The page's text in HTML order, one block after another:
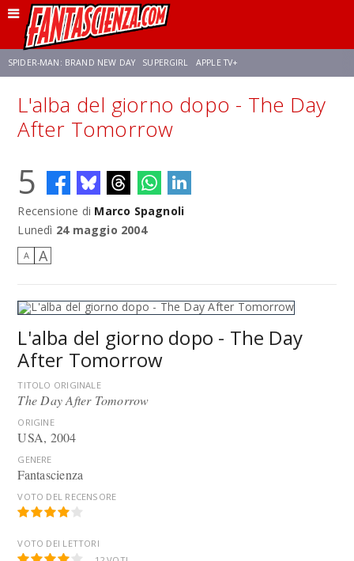
SPIDER-MAN: BRAND NEW DAY SUPERGIRL APPLE TV+
FRANCO RICCIARDIELLO ZENDAYA STAR TREK AVENGERS: DOOMSDAY
L'alba del giorno dopo - The Day
After Tomorrow
5
Recensione di Marco Spagnoli
Lunedì 24 maggio 2004
A A
L'alba del giorno dopo - The Day
After Tomorrow
TITOLO ORIGINALE
The Day After Tomorrow
ORIGINE
USA, 2004
GENERE
Fantascienza
VOTO DEL RECENSORE
VOTO DEI LETTORI